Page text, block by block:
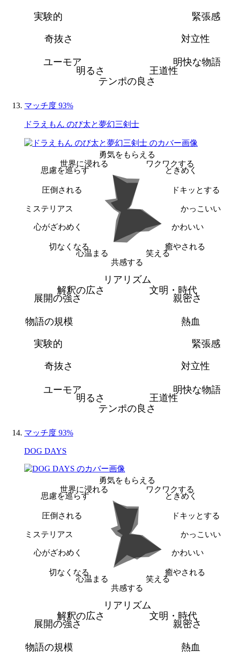
緊張感
対立性
明快な物語
王道性
テンポの良さ
明るさ
ユーモア
奇抜さ
実験的
マッチ度 93%
ドラえもん のび太と夢幻三剣士
勇気をもらえる
ワクワクする
ときめく
ドキッとする
かっこいい
かわいい
癒やされる
笑える
共感する
心温まる
切なくなる
心がざわめく
ミステリアス
圧倒される
思慮を巡らす
世界に浸れる
リアリズム
文明・時代
親密さ
熱血
緊張感
対立性
明快な物語
王道性
テンポの良さ
明るさ
ユーモア
奇抜さ
実験的
物語の規模
展開の強さ
解釈の広さ
マッチ度 93%
DOG DAYS
勇気をもらえる
ワクワクする
ときめく
ドキッとする
かっこいい
かわいい
癒やされる
笑える
共感する
心温まる
切なくなる
心がざわめく
ミステリアス
圧倒される
思慮を巡らす
世界に浸れる
リアリズム
文明・時代
親密さ
熱血
物語の規模
展開の強さ
解釈の広さ